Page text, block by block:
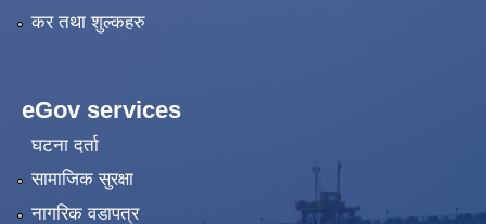
कर तथा शुल्कहरु
eGov services
घटना दर्ता
सामाजिक सुरक्षा
नागरिक वडापत्र